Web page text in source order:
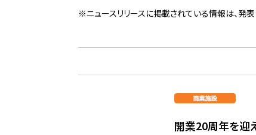
※ニュースリリースに掲載されている情報は、発
開業20周年を迎